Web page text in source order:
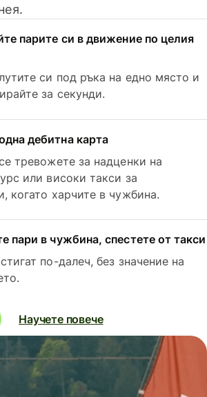
парите си в движение по целия
си под ръка на едно място и
за секунди.
дебитна карта
тревожете за надценки на
или високи такси за
когато харчите в чужбина.
пари в чужбина, спестете от такси
по-далеч, без значение на
Научете повече